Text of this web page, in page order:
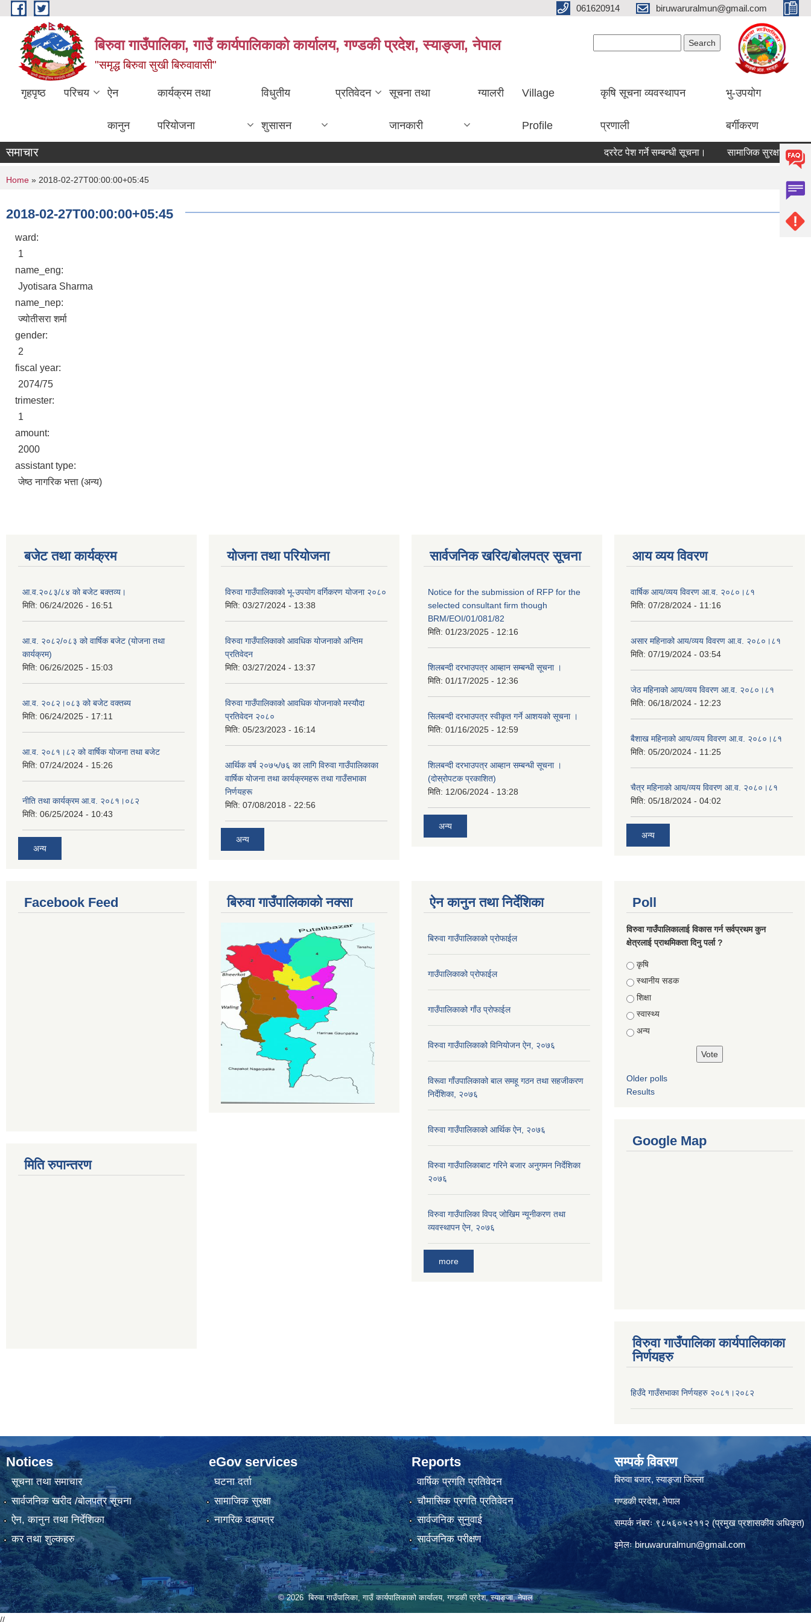
Skip to main content 061620914 biruwaruralmun@gmail.com
बिरुवा गाउँपालिका, गाउँ कार्यपालिकाको कार्यालय, गण्डकी प्रदेश, स्याङ्जा, नेपाल
"समृद्ध बिरुवा सुखी बिरुवावासी"
गृहपृष्ठ परिचय ऐन
कानुन
कार्यक्रम तथा
परियोजना
विधुतीय
शुसासन
प्रतिवेदन सूचना तथा
जानकारी
ग्यालरी Village
Profile
कृषि सूचना व्यवस्थापन
प्रणाली
भु-उपयोग
बर्गीकरण
समाचार दररेट पेश गर्ने सम्बन्धी सूचना। सामाजिक सुरक्षा भत्ता रकम
You are here
Home » 2018-02-27T00:00:00+05:45
2018-02-27T00:00:00+05:45
ward:
1
name_eng:
Jyotisara Sharma
name_nep:
ज्योतीसरा शर्मा
gender:
2
fiscal year:
2074/75
trimester:
1
amount:
2000
assistant type:
जेष्ठ नागरिक भत्ता (अन्य)
बजेट तथा कार्यक्रम
आ.व.२०८३/८४ को बजेट बक्तव्य।
मिति: 06/24/2026 - 16:51
आ.व. २०८२/०८३ को वार्षिक बजेट (योजना तथा
कार्यक्रम)
मिति: 06/26/2025 - 15:03
आ.व. २०८२।०८३ को बजेट वक्तब्य
मिति: 06/24/2025 - 17:11
आ.व. २०८१।८२ को वार्षिक योजना तथा बजेट
मिति: 07/24/2024 - 15:26
नीति तथा कार्यक्रम आ.व. २०८१।०८२
मिति: 06/25/2024 - 10:43
अन्य
योजना तथा परियोजना
विरुवा गाउँपालिकाको भू-उपयोग वर्गिकरण योजना २०८०
मिति: 03/27/2024 - 13:38
विरुवा गाउँपालिकाको आवधिक योजनाको अन्तिम
प्रतिवेदन
मिति: 03/27/2024 - 13:37
विरुवा गाउँपालिकाको आवधिक योजनाको मस्यौदा
प्रतिवेदन २०८०
मिति: 05/23/2023 - 16:14
आर्थिक वर्ष २०७५/७६ का लागि विरुवा गाउँपालिकाका
वार्षिक योजना तथा कार्यक्रमहरू तथा गाउँसभाका
निर्णयहरू
मिति: 07/08/2018 - 22:56
अन्य
सार्वजनिक खरिद/बोलपत्र सूचना
Notice for the submission of RFP for the
selected consultant firm though
BRM/EOI/01/081/82
मिति: 01/23/2025 - 12:16
शिलबन्दी दरभाउपत्र आब्हान सम्बन्धी सूचना ।
मिति: 01/17/2025 - 12:36
सिलबन्दी दरभाउपत्र स्वीकृत गर्ने आशयको सूचना ।
मिति: 01/16/2025 - 12:59
शिलबन्दी दरभाउपत्र आब्हान सम्बन्धी सूचना ।
(दोस्रोपटक प्रकाशित)
मिति: 12/06/2024 - 13:28
अन्य
आय व्यय विवरण
वार्षिक आय/व्यय विवरण आ.व. २०८०।८१
मिति: 07/28/2024 - 11:16
असार महिनाको आय/व्यय विवरण आ.व. २०८०।८१
मिति: 07/19/2024 - 03:54
जेठ महिनाको आय/व्यय विवरण आ.व. २०८०।८१
मिति: 06/18/2024 - 12:23
बैशाख महिनाको आय/व्यय विवरण आ.व. २०८०।८१
मिति: 05/20/2024 - 11:25
चैत्र महिनाको आय/व्यय विवरण आ.व. २०८०।८१
मिति: 05/18/2024 - 04:02
अन्य
Facebook Feed
मिति रुपान्तरण
बिरुवा गाउँपालिकाको नक्सा ऐन कानुन तथा निर्देशिका
बिरुवा गाउँपालिकाको प्रोफाईल
गाउँपालिकाको प्रोफाईल
गाउँपालिकाको गाँउ प्रोफाईल
विरुवा गाउँपालिकाको विनियोजन ऐन, २०७६
विरूवा गाँउपालिकाको बाल समहू गठन तथा सहजीकरण
निर्देशिका, २०७६
विरुवा गाउँपालिकाको आर्थिक ऐन, २०७६
विरुवा गाउँपालिकाबाट गरिने बजार अनुगमन निर्देशिका
२०७६
विरुवा गाउँपालिका विपद् जोखिम न्यूनीकरण तथा
व्यवस्थापन ऐन, २०७६
more
Poll
विरुवा गाउँपालिकालाई विकास गर्न सर्वप्रथम कुन
क्षेत्रलाई प्राथमिकता दिनु पर्ला ?
Choices
कृषि
स्थानीय सडक
शिक्षा
स्वास्थ्य
अन्य
Older polls
Results
Google Map
विरुवा गाउँपालिका कार्यपालिकाका
निर्णयहरु
हिउँदे गाउँसभाका निर्णयहरु २०८१।२०८२
Notices
सूचना तथा समाचार
सार्वजनिक खरीद /बोलपत्र सूचना
ऐन, कानुन तथा निर्देशिका
कर तथा शुल्कहरु
eGov services
घटना दर्ता
सामाजिक सुरक्षा
नागरिक वडापत्र
Reports
वार्षिक प्रगति प्रतिवेदन
चौमासिक प्रगति प्रतिवेदन
सार्वजनिक सुनुवाई
सार्वजनिक परीक्षण
सम्पर्क विवरण
बिरुवा बजार, स्याङ्जा जिल्ला
गण्डकी प्रदेश, नेपाल
सम्पर्क नंबरः ९८५६०५२११२ (प्रमुख प्रशासकीय अधिकृत)
इमेलःbiruwaruralmun@gmail.com
© 2026 बिरुवा गाउँपालिका, गाउँ कार्यपालिकाको कार्यालय, गण्डकी प्रदेश, स्याङ्जा, नेपाल
//